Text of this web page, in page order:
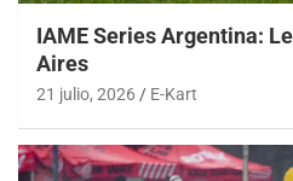
IAME Series Argentina:
Aires
21 julio, 2026 E-Kart